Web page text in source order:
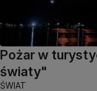
Pożar w
światy"
ŚWIAT